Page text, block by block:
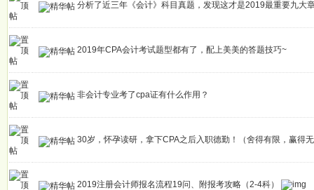
分析了近三年《会计》科目真题，发现这才是2019最重要九大
2019年CPA会计考试题型都有了，配上美美的答题技巧~
非会计专业考了cpa证有什么作用？
30岁，怀孕读研，拿下CPA之后入职德勤！（舍得有限，赢得
2019注册会计师报名流程19问、附报考攻略（2-4科）